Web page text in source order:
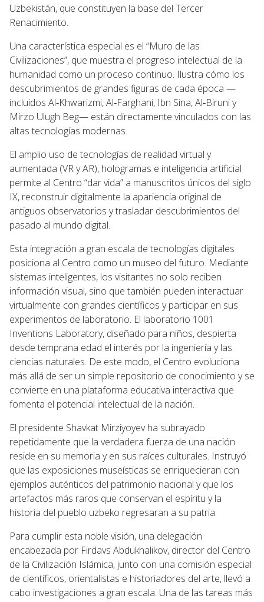
Uzbekistán, que constituyen la base del Tercer
Renacimiento.
Una característica especial es el “Muro de las
Civilizaciones”, que muestra el progreso intelectual de la
humanidad como un proceso continuo. Ilustra cómo los
descubrimientos de grandes figuras de cada época —
incluidos Al‑Khwarizmi, Al‑Farghani, Ibn Sina, Al‑Biruni y
Mirzo Ulugh Beg— están directamente vinculados con las
altas tecnologías modernas.
El amplio uso de tecnologías de realidad virtual y
aumentada (VR y AR), hologramas e inteligencia artificial
permite al Centro “dar vida” a manuscritos únicos del siglo
IX, reconstruir digitalmente la apariencia original de
antiguos observatorios y trasladar descubrimientos del
pasado al mundo digital.
Esta integración a gran escala de tecnologías digitales
posiciona al Centro como un museo del futuro. Mediante
sistemas inteligentes, los visitantes no solo reciben
información visual, sino que también pueden interactuar
virtualmente con grandes científicos y participar en sus
experimentos de laboratorio. El laboratorio 1001
Inventions Laboratory, diseñado para niños, despierta
desde temprana edad el interés por la ingeniería y las
ciencias naturales. De este modo, el Centro evoluciona
más allá de ser un simple repositorio de conocimiento y se
convierte en una plataforma educativa interactiva que
fomenta el potencial intelectual de la nación.
El presidente Shavkat Mirziyoyev ha subrayado
repetidamente que la verdadera fuerza de una nación
reside en su memoria y en sus raíces culturales. Instruyó
que las exposiciones museísticas se enriquecieran con
ejemplos auténticos del patrimonio nacional y que los
artefactos más raros que conservan el espíritu y la
historia del pueblo uzbeko regresaran a su patria.
Para cumplir esta noble visión, una delegación
encabezada por Firdavs Abdukhalikov, director del Centro
de la Civilización Islámica, junto con una comisión especial
de científicos, orientalistas e historiadores del arte, llevó a
cabo investigaciones a gran escala. Una de las tareas más